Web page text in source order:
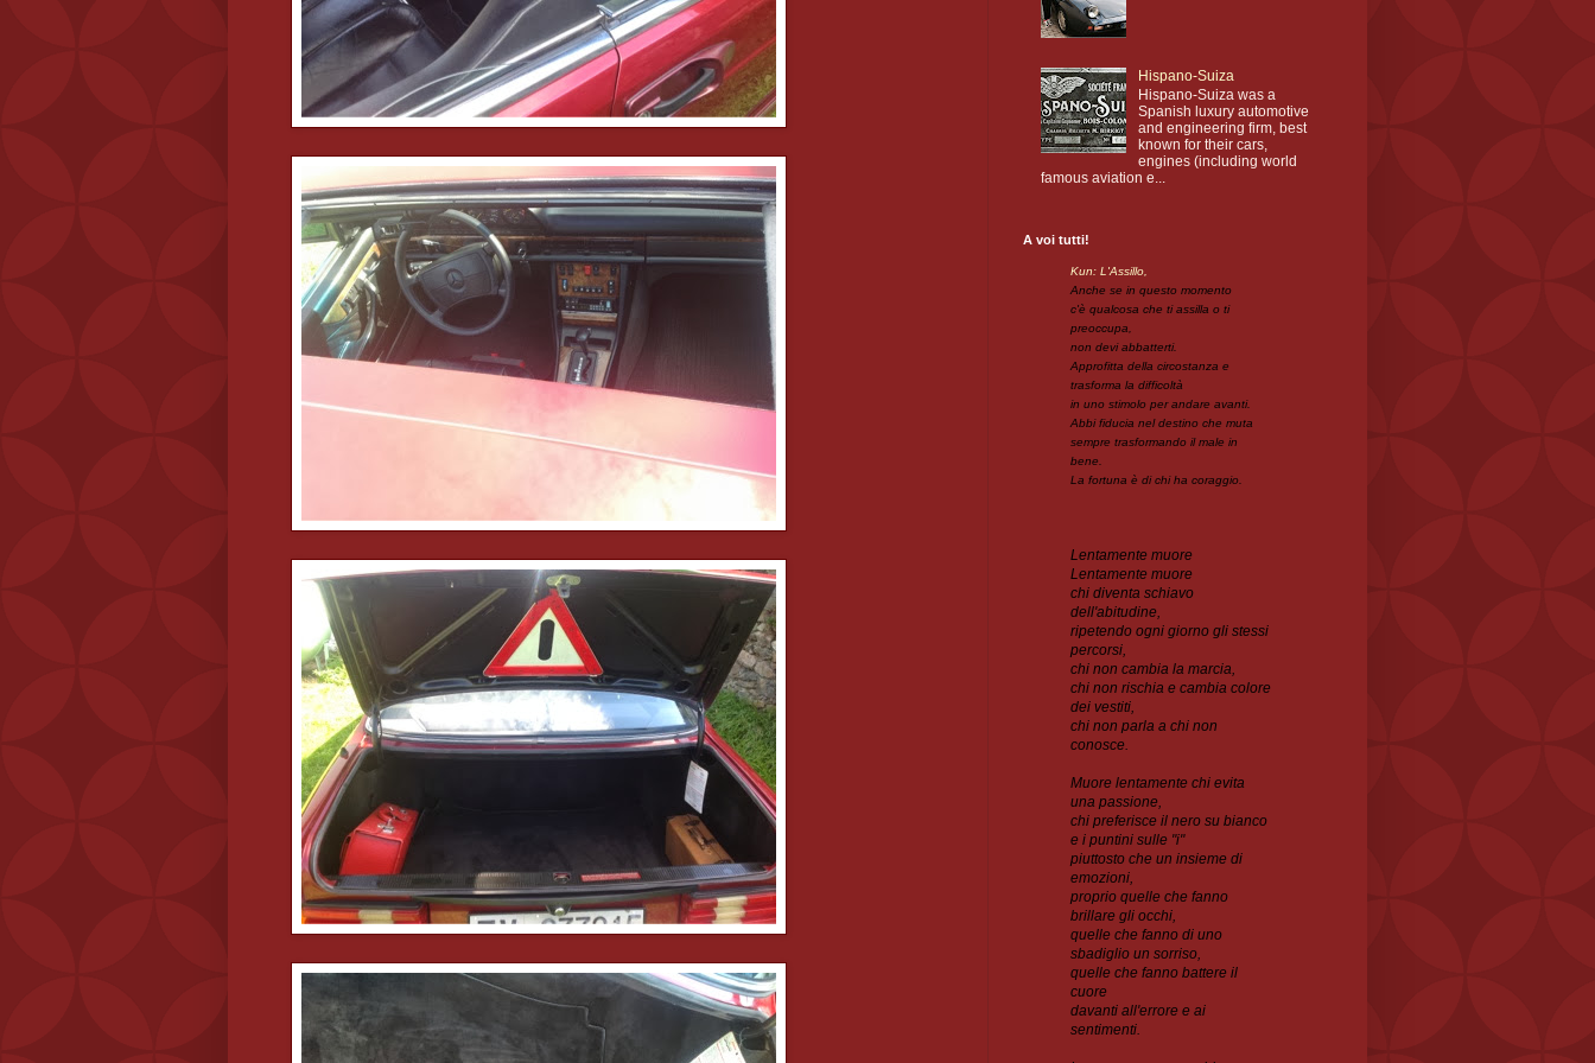
Hispano-Suiza
Hispano-Suiza was a
Spanish luxury automotive
and engineering firm, best
known for their cars,
engines (including world
famous aviation e...
A voi tutti!
Kun: L'Assillo,
Anche se in questo momento
c'è qualcosa che ti assilla o ti
preoccupa,
non devi abbatterti.
Approfitta della circostanza e
trasforma la difficoltà
in uno stimolo per andare avanti.
Abbi fiducia nel destino che muta
sempre trasformando il male in
bene.
La fortuna è di chi ha coraggio.
Lentamente muore
Lentamente muore
chi diventa schiavo
dell'abitudine,
ripetendo ogni giorno gli stessi
percorsi,
chi non cambia la marcia,
chi non rischia e cambia colore
dei vestiti,
chi non parla a chi non
conosce.
Muore lentamente chi evita
una passione,
chi preferisce il nero su bianco
e i puntini sulle "i"
piuttosto che un insieme di
emozioni,
proprio quelle che fanno
brillare gli occhi,
quelle che fanno di uno
sbadiglio un sorriso,
quelle che fanno battere il
cuore
davanti all'errore e ai
sentimenti.